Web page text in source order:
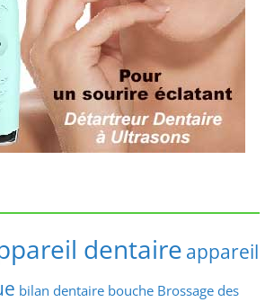
dentaire appareil
bilan dentaire bouche Brossage des